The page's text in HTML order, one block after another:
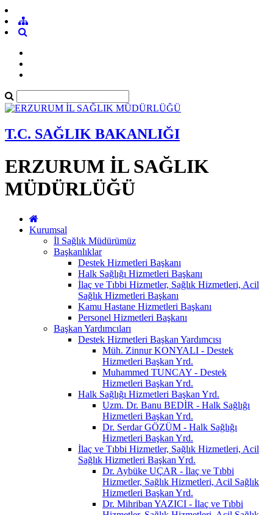
T.C. SAĞLIK BAKANLIĞI
ERZURUM İL SAĞLIK
MÜDÜRLÜĞÜ
Kurumsal
İl Sağlık Müdürümüz
Başkanlıklar
Destek Hizmetleri Başkanı
Halk Sağlığı Hizmetleri Başkanı
İlaç ve Tıbbi Hizmetler, Sağlık Hizmetleri, Acil
Sağlık Hizmetleri Başkanı
Kamu Hastane Hizmetleri Başkanı
Personel Hizmetleri Başkanı
Başkan Yardımcıları
Destek Hizmetleri Başkan Yardımcısı
Müh. Zinnur KONYALI - Destek
Hizmetleri Başkan Yrd.
Muhammed TUNCAY - Destek
Hizmetleri Başkan Yrd.
Halk Sağlığı Hizmetleri Başkan Yrd.
Uzm. Dr. Banu BEDİR - Halk Sağlığı
Hizmetleri Başkan Yrd.
Dr. Serdar GÖZÜM - Halk Sağlığı
Hizmetleri Başkan Yrd.
İlaç ve Tıbbi Hizmetler, Sağlık Hizmetleri, Acil
Sağlık Hizmetleri Başkan Yrd.
Dr. Aybüke UÇAR - İlaç ve Tıbbi
Hizmetler, Sağlık Hizmetleri, Acil Sağlık
Hizmetleri Başkan Yrd.
Dr. Mihriban YAZICI - İlaç ve Tıbbi